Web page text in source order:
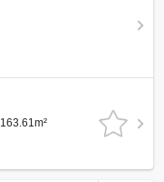
163.61m²